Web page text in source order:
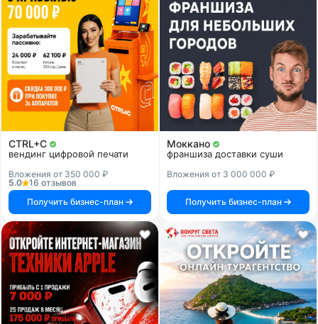
CTRL+C
вендинг цифровой печати
Вложения от 350 000 ₽
5.0
16 отзывов
Получить бизнес-план
Моккано
франшиза доставки суши
Вложения от 3 000 000 ₽
Получить бизнес-план